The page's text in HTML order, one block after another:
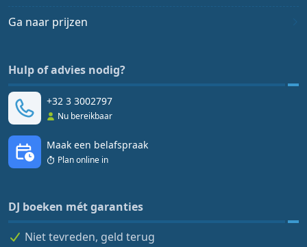
Ga naar prijzen
Hulp of advies nodig?
+32 3 3002797
Nu bereikbaar
Maak een belafspraak
Plan online in
DJ boeken mét garanties
Niet tevreden, geld terug